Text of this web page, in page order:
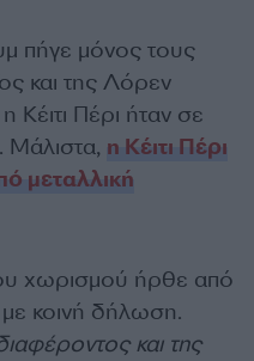
πήγε μόνος τους
και της Λόρεν
Κέιτι Πέρι ήταν σε
Μάλιστα, η Κέιτι Πέρι
μεταλλική
χωρισμού ήρθε από
κοινή δήλωση.
και της